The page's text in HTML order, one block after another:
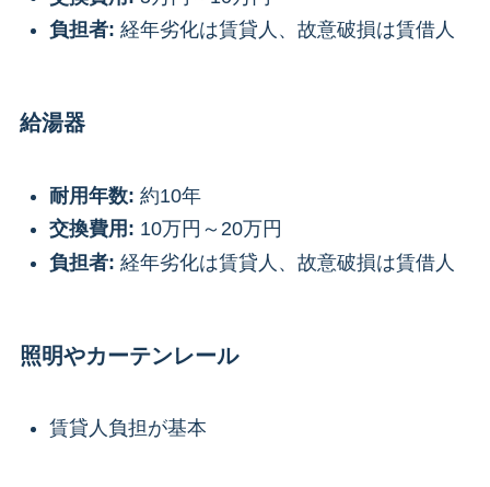
負担者: 経年劣化は賃貸人、故意破損は賃借人
給湯器
耐用年数: 約10年
交換費用: 10万円～20万円
負担者: 経年劣化は賃貸人、故意破損は賃借人
照明やカーテンレール
賃貸人負担が基本